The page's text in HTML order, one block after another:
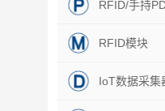
RFID/手持
RFID模块
IoT数据采集